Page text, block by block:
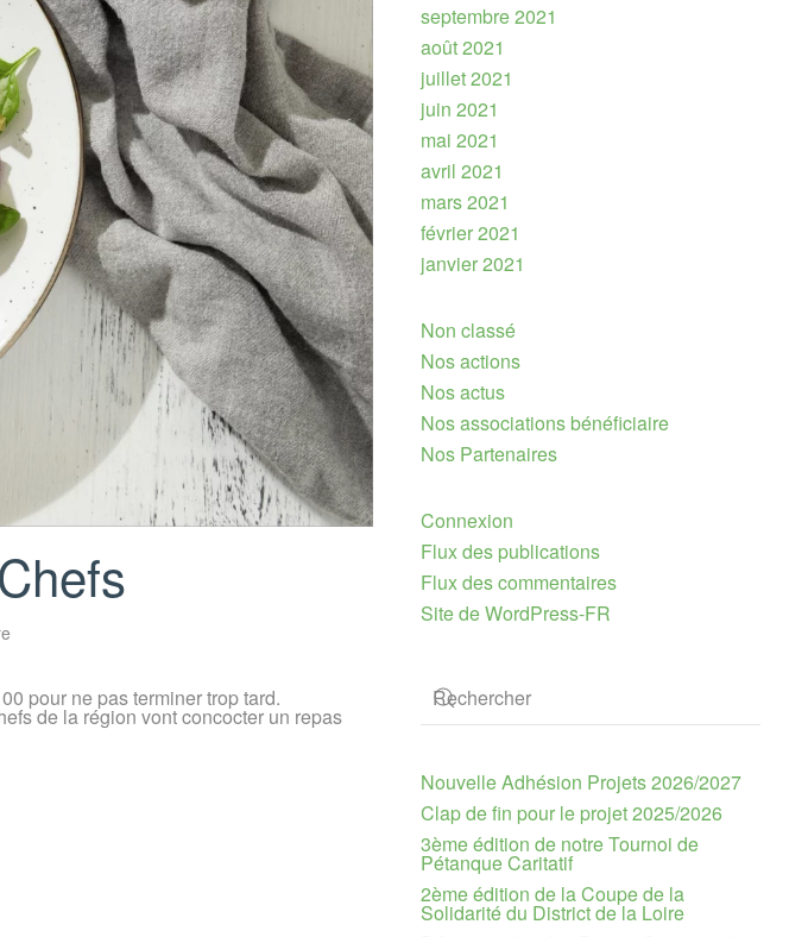
la
soirée
des
pour ne pas terminer trop tard.
de la région vont concocter un repas
septembre 2021
août 2021
juillet 2021
juin 2021
mai 2021
avril 2021
mars 2021
février 2021
janvier 2021
Non classé
Nos actions
Nos actus
Nos associations bénéficiaire
Nos Partenaires
Connexion
Flux des publications
Flux des commentaires
Site de WordPress-FR
Nouvelle Adhésion Projets 2026/2027
Clap de fin pour le projet 2025/2026
3ème édition de notre Tournoi de
Pétanque Caritatif
2ème édition de la Coupe de la
Solidarité du District de la Loire